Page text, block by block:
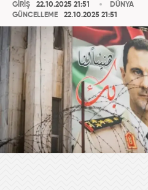
GİRİŞ
22.10.2025 21:51
GÜNCELLEME
22.10.2025 21:51
DÜNYA